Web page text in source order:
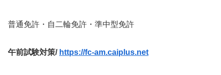
普通免許・自二輪免許・準中型免許
午前試験対策/ https://fc-am.caiplus.net